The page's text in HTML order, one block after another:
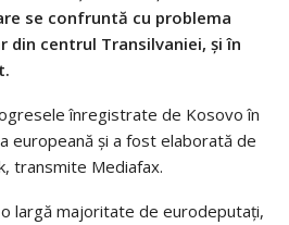
se confruntă cu problema
din centrul Transilvaniei, şi în
înregistrate de Kosovo în
europeană şi a fost elaborată de
transmite Mediafax.
largă majoritate de eurodeputaţi,